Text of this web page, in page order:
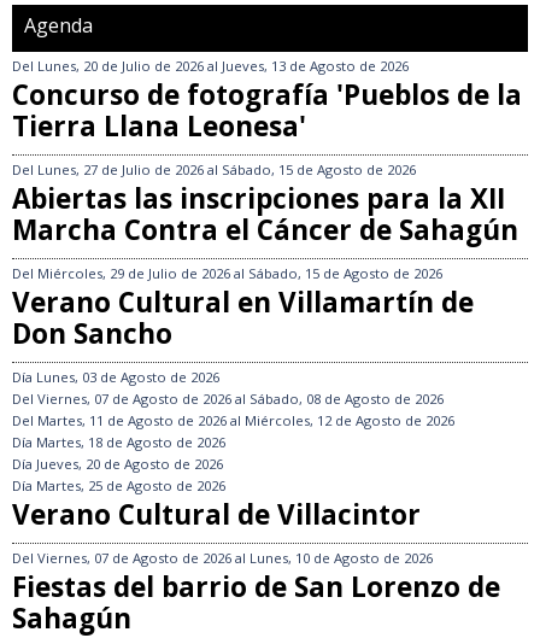
Agenda
Del Lunes, 20 de Julio de 2026 al Jueves, 13 de Agosto de 2026
Concurso de fotografía 'Pueblos de la
Tierra Llana Leonesa'
Del Lunes, 27 de Julio de 2026 al Sábado, 15 de Agosto de 2026
Abiertas las inscripciones para la XII
Marcha Contra el Cáncer de Sahagún
Del Miércoles, 29 de Julio de 2026 al Sábado, 15 de Agosto de 2026
Verano Cultural en Villamartín de
Don Sancho
Día Lunes, 03 de Agosto de 2026
Del Viernes, 07 de Agosto de 2026 al Sábado, 08 de Agosto de 2026
Del Martes, 11 de Agosto de 2026 al Miércoles, 12 de Agosto de 2026
Día Martes, 18 de Agosto de 2026
Día Jueves, 20 de Agosto de 2026
Día Martes, 25 de Agosto de 2026
Verano Cultural de Villacintor
Del Viernes, 07 de Agosto de 2026 al Lunes, 10 de Agosto de 2026
Fiestas del barrio de San Lorenzo de
Sahagún